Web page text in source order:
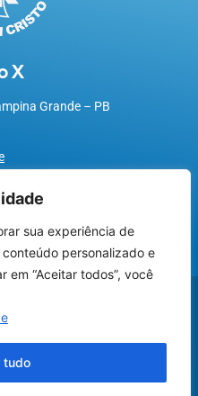
melhor
analisar
site e
sua experiência de
personalizado e
em “Aceitar todos”, você
tudo
X
Grande – PB
São Pio X